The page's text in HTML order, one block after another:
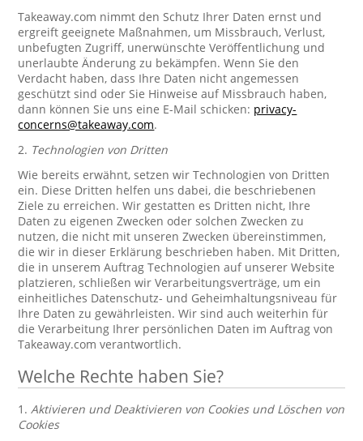
Takeaway.com nimmt den Schutz Ihrer Daten ernst und
ergreift geeignete Maßnahmen, um Missbrauch, Verlust,
unbefugten Zugriff, unerwünschte Veröffentlichung und
unerlaubte Änderung zu bekämpfen. Wenn Sie den
Verdacht haben, dass Ihre Daten nicht angemessen
geschützt sind oder Sie Hinweise auf Missbrauch haben,
dann können Sie uns eine E-Mail schicken: privacy-
concerns@takeaway.com.
2. Technologien von Dritten
Wie bereits erwähnt, setzen wir Technologien von Dritten
ein. Diese Dritten helfen uns dabei, die beschriebenen
Ziele zu erreichen. Wir gestatten es Dritten nicht, Ihre
Daten zu eigenen Zwecken oder solchen Zwecken zu
nutzen, die nicht mit unseren Zwecken übereinstimmen,
die wir in dieser Erklärung beschrieben haben. Mit Dritten,
die in unserem Auftrag Technologien auf unserer Website
platzieren, schließen wir Verarbeitungsverträge, um ein
einheitliches Datenschutz- und Geheimhaltungsniveau für
Ihre Daten zu gewährleisten. Wir sind auch weiterhin für
die Verarbeitung Ihrer persönlichen Daten im Auftrag von
Takeaway.com verantwortlich.
Welche Rechte haben Sie?
1.Aktivieren und Deaktivieren von Cookies und Löschen von
Cookies